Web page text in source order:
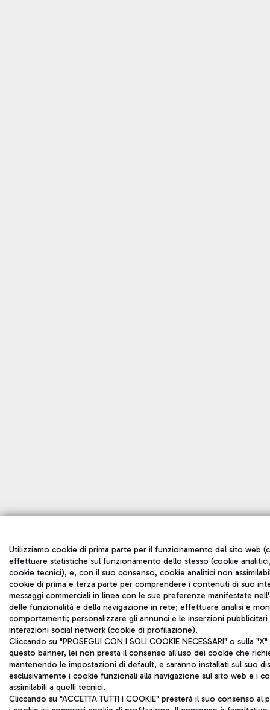
Utilizziamo cookie di prima parte per il funzionamento del sito web
effettuare statistiche sul funzionamento dello stesso (cookie
cookie tecnici), e, con il suo consenso, cookie analitici non
cookie di prima e terza parte per comprendere i contenuti di suo
messaggi commerciali in linea con le sue preferenze manifestate
delle funzionalità e della navigazione in rete; effettuare analisi e
comportamenti; personalizzare gli annunci e le inserzioni
interazioni social network (cookie di profilazione).
Cliccando su "PROSEGUI CON I SOLI COOKIE NECESSARI" o sulla
questo banner, lei non presta il consenso all'uso dei cookie che
mantenendo le impostazioni di default, e saranno installati sul suo
esclusivamente i cookie funzionali alla navigazione sul sito web e i
assimilabili a quelli tecnici.
Cliccando su "ACCETTA TUTTI I COOKIE" presterà il suo consenso